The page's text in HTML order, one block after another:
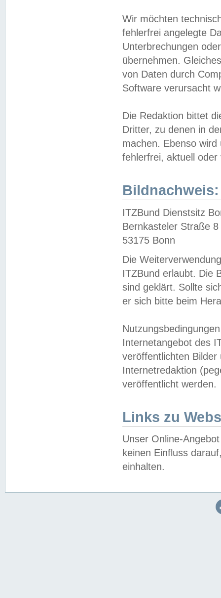
Wir möchten
fehlerfrei angelegte
Unterbrechungen
übernehmen.
von Daten durch
Software verursacht
Die Redaktion bittet
Dritter, zu denen in
machen. Ebenso
fehlerfrei, aktuell oder
Bildnachweis:
ITZBund Dienstsitz
Bernkasteler Straße 8
53175 Bonn
Die
ITZBund erlaubt. Die
sind geklärt. Sollte
er sich bitte beim
Internetangebot des
veröffentlichten
Internetredaktion
veröffentlicht werden.
Links zu
Unser Online-
keinen Einfluss
einhalten.